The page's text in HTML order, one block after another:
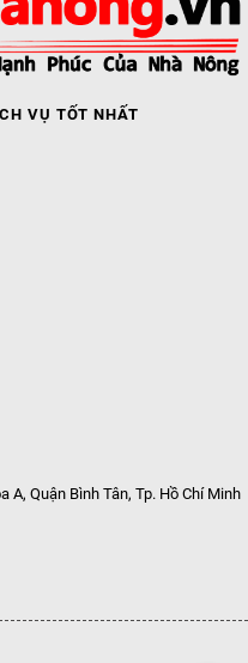
VỤ TỐT NHẤT
Quận Bình Tân, Tp. Hồ Chí Minh